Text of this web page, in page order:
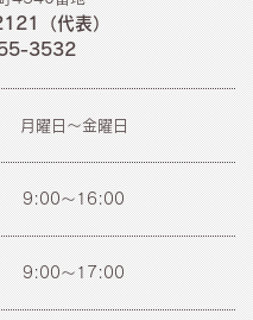
（代表）
3532
月曜日～金曜日
9:00～16:00
9:00～17:00